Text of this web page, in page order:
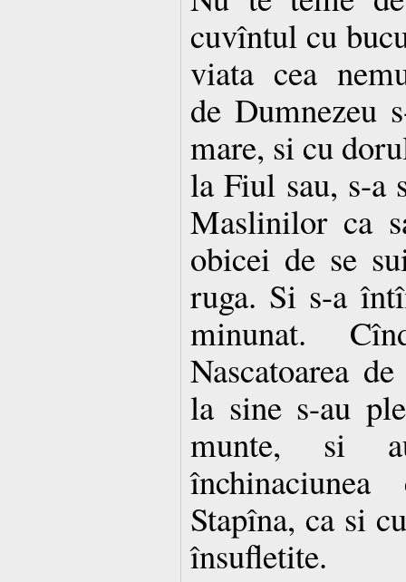
cuvîntul cu
viata cea
de Dumnezeu
mare, si cu
la Fiul sau, s-a
Maslinilor ca
obicei de se
ruga. Si s-a
minunat.
Nascatoarea
la sine s-au
munte, si
Stapîna, ca si
însufletite.